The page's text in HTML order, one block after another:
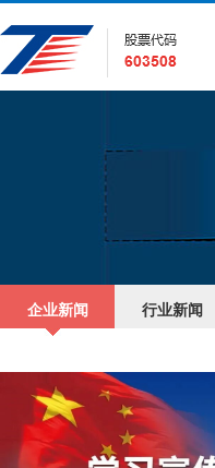
企业新闻 行业新闻